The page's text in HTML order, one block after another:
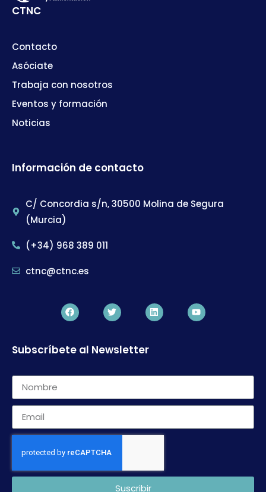
CTNC
Contacto
Asóciate
Trabaja con nosotros
Eventos y formación
Noticias
Información de contacto
C/ Concordia s/n, 30500 Molina de Segura
(Murcia)
(+34) 968 389 011
ctnc@ctnc.es
Subscríbete al Newsletter
Suscribir